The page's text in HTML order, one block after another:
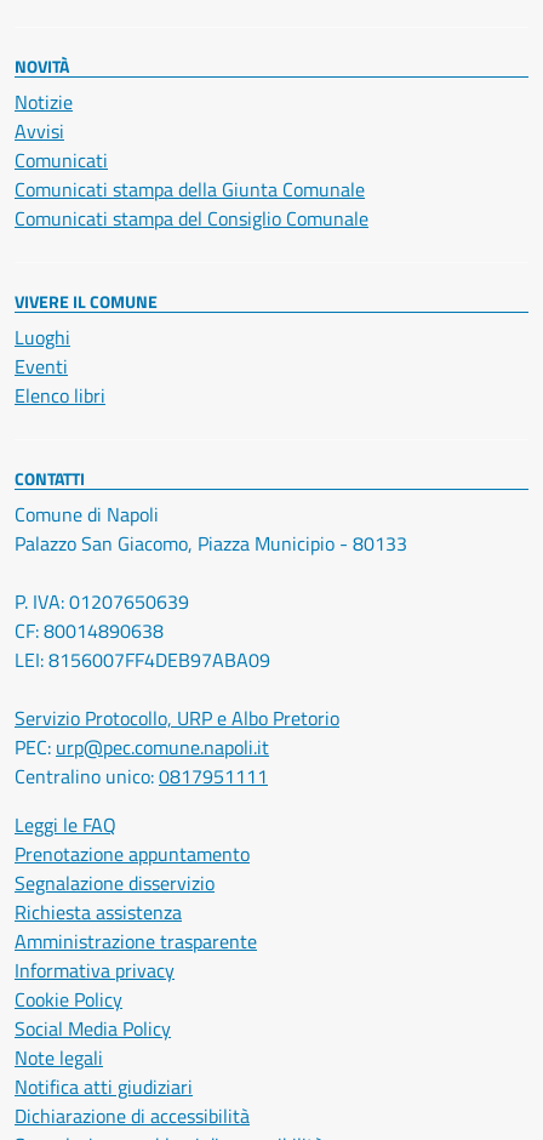
NOVITÀ
Notizie
Avvisi
Comunicati
Comunicati stampa della Giunta Comunale
Comunicati stampa del Consiglio Comunale
VIVERE IL COMUNE
Luoghi
Eventi
Elenco libri
CONTATTI
Comune di Napoli
Palazzo San Giacomo, Piazza Municipio - 80133
P. IVA: 01207650639
CF: 80014890638
LEI: 8156007FF4DEB97ABA09
Servizio Protocollo, URP e Albo Pretorio
PEC: urp@pec.comune.napoli.it
Centralino unico:0817951111
Leggi le FAQ
Prenotazione appuntamento
Segnalazione disservizio
Richiesta assistenza
Amministrazione trasparente
Informativa privacy
Cookie Policy
Social Media Policy
Note legali
Notifica atti giudiziari
Dichiarazione di accessibilità